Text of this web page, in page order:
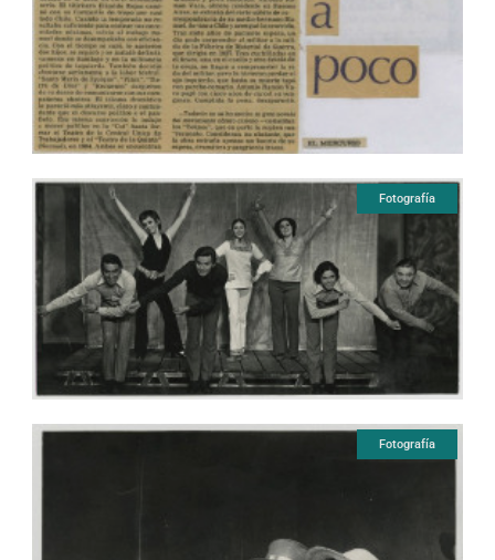
Fotografía
Fotografía